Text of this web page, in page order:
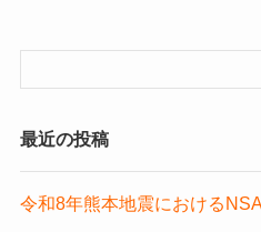
最近の投稿
令和8年熊本地震における